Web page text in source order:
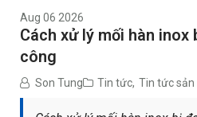
Aug 06 2026
Cách xử lý mối hàn inox
công
Son Tung Tin tức, Tin tức sản